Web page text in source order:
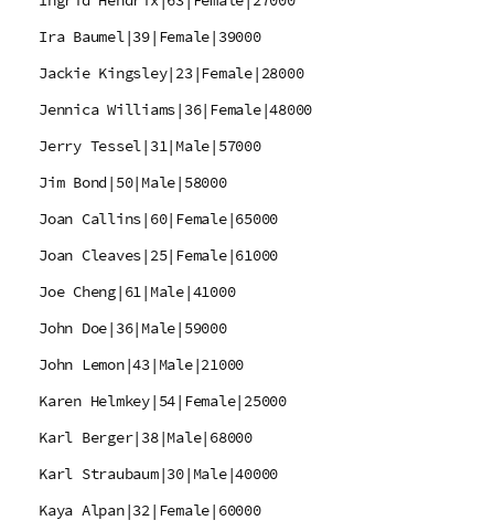
Ira Baumel|39|Female|39000
Jackie Kingsley|23|Female|28000
Jennica Williams|36|Female|48000
Jerry Tessel|31|Male|57000
Jim Bond|50|Male|58000
Joan Callins|60|Female|65000
Joan Cleaves|25|Female|61000
Joe Cheng|61|Male|41000
John Doe|36|Male|59000
John Lemon|43|Male|21000
Karen Helmkey|54|Female|25000
Karl Berger|38|Male|68000
Karl Straubaum|30|Male|40000
Kaya Alpan|32|Female|60000